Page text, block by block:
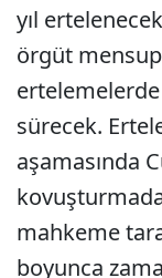
yıl
örgüt
sürecek.
aşamasında
mahkeme
boyunca